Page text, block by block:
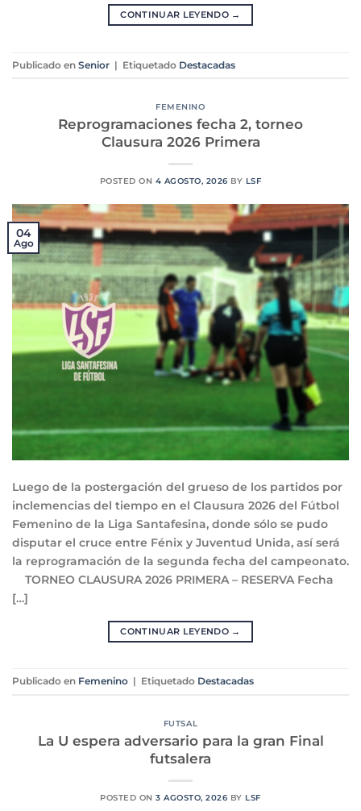
CONTINUAR LEYENDO →
Publicado en Senior | Etiquetado Destacadas
FEMENINO
Reprogramaciones fecha 2, torneo
Clausura 2026 Primera
POSTED ON 4 AGOSTO, 2026 BY LSF
04
Ago
Luego de la postergación del grueso de los partidos por
inclemencias del tiempo en el Clausura 2026 del Fútbol
Femenino de la Liga Santafesina, donde sólo se pudo
disputar el cruce entre Fénix y Juventud Unida, así será
la reprogramación de la segunda fecha del campeonato.
TORNEO CLAUSURA 2026 PRIMERA – RESERVA Fecha
[…]
CONTINUAR LEYENDO →
Publicado en Femenino Etiquetado Destacadas
FUTSAL
La U espera adversario para la gran Final
futsalera
POSTED ON3 AGOSTO, 2026 BY LSF